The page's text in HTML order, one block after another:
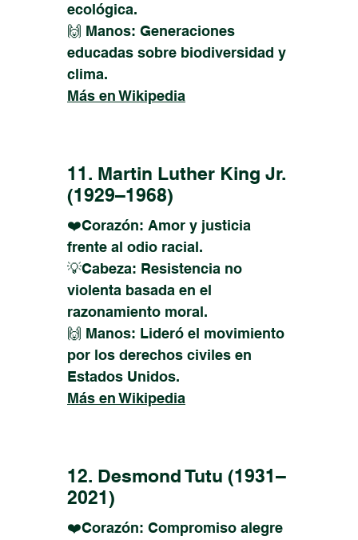
ecológica.
🙌 Manos: Generaciones
educadas sobre biodiversidad y
clima.
Más en Wikipedia
11. Martin Luther King Jr.
(1929–1968)
❤️Corazón: Amor y justicia
frente al odio racial.
💡Cabeza: Resistencia no
violenta basada en el
razonamiento moral.
🙌 Manos: Lideró el movimiento
por los derechos civiles en
Estados Unidos.
Más en Wikipedia
12. Desmond Tutu (1931–
2021)
❤️Corazón: Compromiso alegre